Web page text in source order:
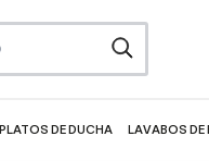
PLATOS DE DUCHA LAVABOS DE